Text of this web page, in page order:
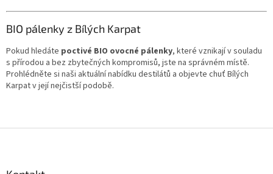
BIO pálenky z Bílých Karpat
Pokud hledáte poctivé BIO ovocné pálenky, které vznikají v souladu
s přírodou a bez zbytečných kompromisů, jste na správném místě.
Prohlédněte si naši aktuální nabídku destilátů a objevte chuť Bílých
Karpat v její nejčistší podobě.